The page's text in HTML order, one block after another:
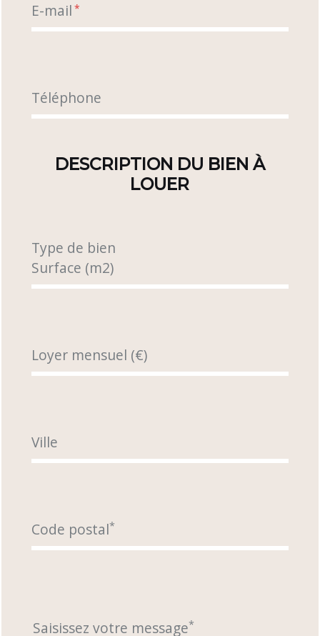
E-mail *
Téléphone
DESCRIPTION DU BIEN À
LOUER
Type de bien
Surface (m2)
Loyer mensuel (€)
Ville
Code postal*
Saisissez votre message*